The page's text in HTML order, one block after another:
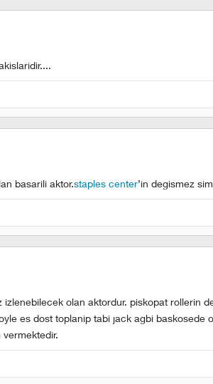
basarili aktor.staples center’in degismez
olan aktordur. piskopat rollerin
es dost toplanip tabi jack agbi baskosede